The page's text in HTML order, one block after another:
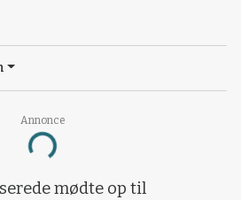
Annonce
Loading...
mødte op til